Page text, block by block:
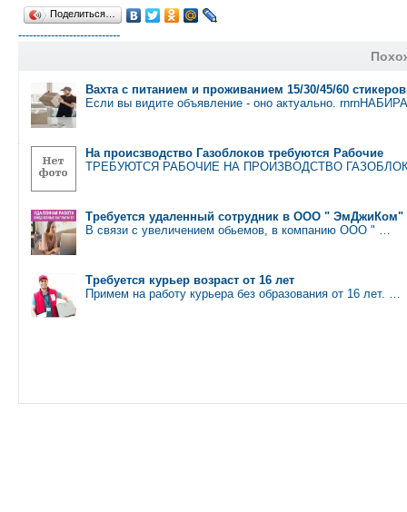
Поделиться…
----------------------------
Вахта с питанием и проживанием 15/30/45/60
Если вы видите объявление - оно актуально.
На происзводство Газоблоков требуются Рабочие
ТРЕБУЮТСЯ РАБОЧИЕ НА ПРОИЗВОДСТВО
Требуется удаленный сотрудник в ООО " ЭмДжиКом"
В связи с увеличением обьемов, в компанию ООО " …
Требуется курьер возраст от 16 лет
Примем на работу курьера без образования от 16 лет. …